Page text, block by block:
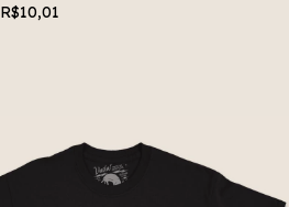
R$10,01